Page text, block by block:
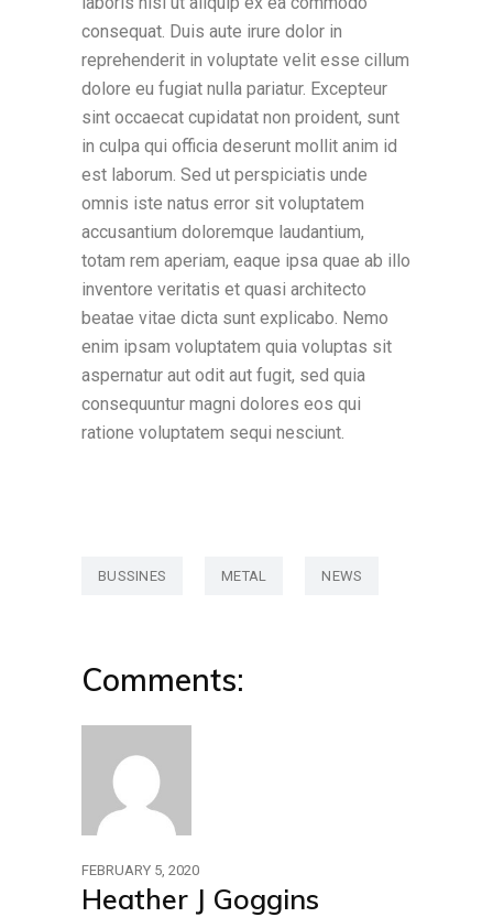
consequat. Duis aute irure dolor in
reprehenderit in voluptate velit esse cillum
dolore eu fugiat nulla pariatur. Excepteur
sint occaecat cupidatat non proident, sunt
in culpa qui officia deserunt mollit anim id
est laborum. Sed ut perspiciatis unde
omnis iste natus error sit voluptatem
accusantium doloremque laudantium,
totam rem aperiam, eaque ipsa quae ab illo
inventore veritatis et quasi architecto
beatae vitae dicta sunt explicabo. Nemo
enim ipsam voluptatem quia voluptas sit
aspernatur aut odit aut fugit, sed quia
consequuntur magni dolores eos qui
ratione voluptatem sequi nesciunt.
BUSSINES METAL NEWS
Comments:
FEBRUARY 5, 2020
Heather J Goggins